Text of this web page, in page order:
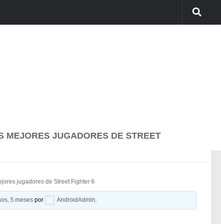
MEJORES JUGADORES DE STREET
jugadores de Street Fighter 6
5 meses por AndroidAdmin.